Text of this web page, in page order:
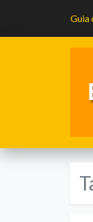
Guia